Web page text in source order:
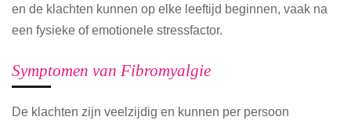
en de klachten kunnen op elke leeftijd beginnen, vaak na
een fysieke of emotionele stressfactor.
Symptomen van Fibromyalgie
De klachten zijn veelzijdig en kunnen per persoon